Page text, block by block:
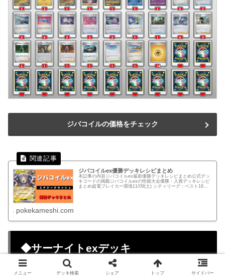
ジバコイルの価格をチェック
ジバコイルex優勝デッキレシピまとめ
本記事の内容ジバコイルex最新優勝デッキレシピまとめ公式デッ
キコードの掲載ジバコイルexの性能大会優勝・入賞デッキレシピ
まとめ超電ブレイカー環境11/09(土) シティリーグ：ベスト16店
pokekameshi.com
◆サーナイトexデッキ
メニュー デッキ検索 シェア トップ サイドバー